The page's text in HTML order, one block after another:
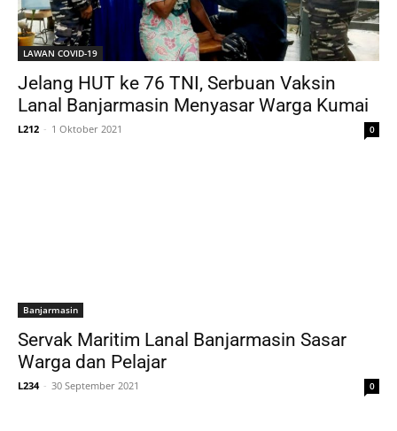
LAWAN COVID-19
Jelang HUT ke 76 TNI, Serbuan Vaksin
Lanal Banjarmasin Menyasar Warga Kumai
L212 - 1 Oktober 2021 0
Banjarmasin
Servak Maritim Lanal Banjarmasin Sasar
Warga dan Pelajar
L234 - 30 September 2021 0